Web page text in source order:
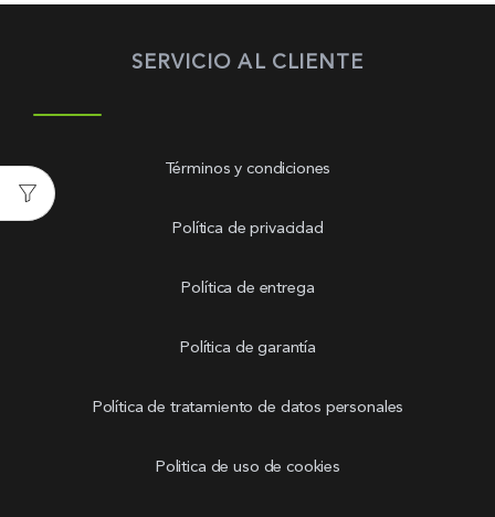
SERVICIO AL CLIENTE
Términos y condiciones
Política de privacidad
Política de entrega
Política de garantía
Política de tratamiento de datos personales
Politica de uso de cookies